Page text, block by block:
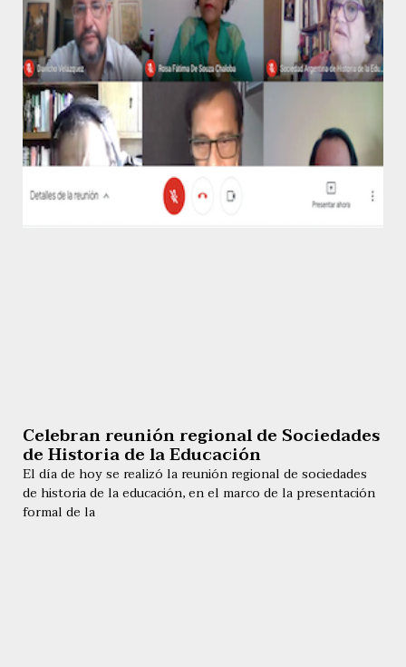
Celebran reunión regional de Sociedades
de Historia de la Educación
El día de hoy se realizó la reunión regional de sociedades
de historia de la educación, en el marco de la presentación
formal de la